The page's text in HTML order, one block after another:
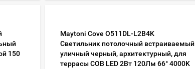
150
Maytoni Cove O511DL-L2B4K
Светильник потолочный встраиваемый
уличный черный, архитектурный, для
террасы COB LED 2Вт 120Лм 66° 4000K